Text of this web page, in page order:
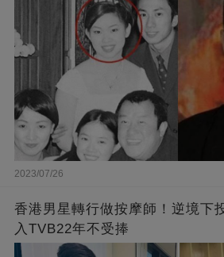
2023/07/26
香港男星轉行做按摩師！逆境下
入TVB22年不受捧